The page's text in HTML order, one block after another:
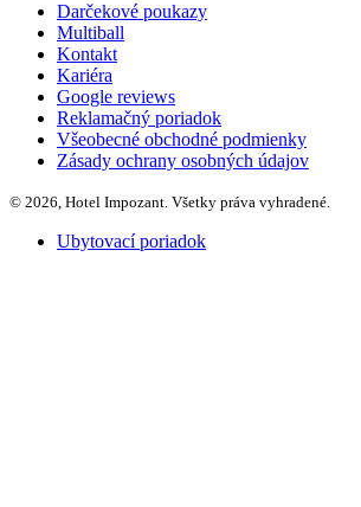
Darčekové poukazy
Multiball
Kontakt
Kariéra
Google reviews
Reklamačný poriadok
Všeobecné obchodné podmienky
Zásady ochrany osobných údajov
© 2026, Hotel Impozant. Všetky práva vyhradené.
Ubytovací poriadok